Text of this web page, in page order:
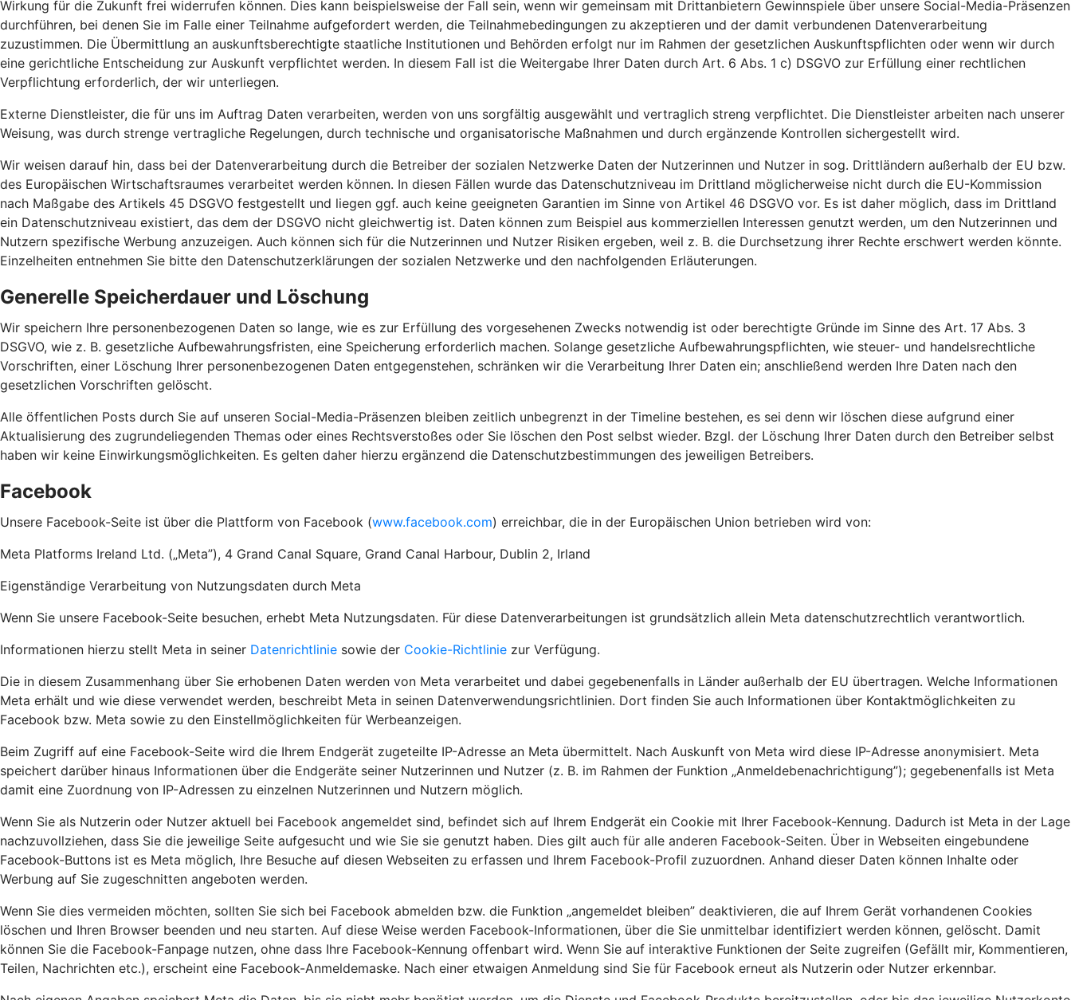
Wirkung für die Zukunft frei widerrufen können. Dies kann beispielsweise der Fall sein, wenn wir gemeinsam mit Drittanbietern Gewinnspiele über unsere Social-Media-Präsenzen
durchführen, bei denen Sie im Falle einer Teilnahme aufgefordert werden, die Teilnahmebedingungen zu akzeptieren und der damit verbundenen Datenverarbeitung
zuzustimmen. Die Übermittlung an auskunftsberechtigte staatliche Institutionen und Behörden erfolgt nur im Rahmen der gesetzlichen Auskunftspflichten oder wenn wir durch
eine gerichtliche Entscheidung zur Auskunft verpflichtet werden. In diesem Fall ist die Weitergabe Ihrer Daten durch Art. 6 Abs. 1 c) DSGVO zur Erfüllung einer rechtlichen
Verpflichtung erforderlich, der wir unterliegen.
Externe Dienstleister, die für uns im Auftrag Daten verarbeiten, werden von uns sorgfältig ausgewählt und vertraglich streng verpflichtet. Die Dienstleister arbeiten nach unserer
Weisung, was durch strenge vertragliche Regelungen, durch technische und organisatorische Maßnahmen und durch ergänzende Kontrollen sichergestellt wird.
Wir weisen darauf hin, dass bei der Datenverarbeitung durch die Betreiber der sozialen Netzwerke Daten der Nutzerinnen und Nutzer in sog. Drittländern außerhalb der EU bzw.
des Europäischen Wirtschaftsraumes verarbeitet werden können. In diesen Fällen wurde das Datenschutzniveau im Drittland möglicherweise nicht durch die EU-Kommission
nach Maßgabe des Artikels 45 DSGVO festgestellt und liegen ggf. auch keine geeigneten Garantien im Sinne von Artikel 46 DSGVO vor. Es ist daher möglich, dass im Drittland
ein Datenschutzniveau existiert, das dem der DSGVO nicht gleichwertig ist. Daten können zum Beispiel aus kommerziellen Interessen genutzt werden, um den Nutzerinnen und
Nutzern spezifische Werbung anzuzeigen. Auch können sich für die Nutzerinnen und Nutzer Risiken ergeben, weil z. B. die Durchsetzung ihrer Rechte erschwert werden könnte.
Einzelheiten entnehmen Sie bitte den Datenschutzerklärungen der sozialen Netzwerke und den nachfolgenden Erläuterungen.
Generelle Speicherdauer und Löschung
Wir speichern Ihre personenbezogenen Daten so lange, wie es zur Erfüllung des vorgesehenen Zwecks notwendig ist oder berechtigte Gründe im Sinne des Art. 17 Abs. 3
DSGVO, wie z. B. gesetzliche Aufbewahrungsfristen, eine Speicherung erforderlich machen. Solange gesetzliche Aufbewahrungspflichten, wie steuer- und handelsrechtliche
Vorschriften, einer Löschung Ihrer personenbezogenen Daten entgegenstehen, schränken wir die Verarbeitung Ihrer Daten ein; anschließend werden Ihre Daten nach den
gesetzlichen Vorschriften gelöscht.
Alle öffentlichen Posts durch Sie auf unseren Social-Media-Präsenzen bleiben zeitlich unbegrenzt in der Timeline bestehen, es sei denn wir löschen diese aufgrund einer
Aktualisierung des zugrundeliegenden Themas oder eines Rechtsverstoßes oder Sie löschen den Post selbst wieder. Bzgl. der Löschung Ihrer Daten durch den Betreiber selbst
haben wir keine Einwirkungsmöglichkeiten. Es gelten daher hierzu ergänzend die Datenschutzbestimmungen des jeweiligen Betreibers.
Facebook
Unsere Facebook-Seite ist über die Plattform von Facebook (www.facebook.com) erreichbar, die in der Europäischen Union betrieben wird von:
Meta Platforms Ireland Ltd. („Meta”), 4 Grand Canal Square, Grand Canal Harbour, Dublin 2, Irland
Eigenständige Verarbeitung von Nutzungsdaten durch Meta
Wenn Sie unsere Facebook-Seite besuchen, erhebt Meta Nutzungsdaten. Für diese Datenverarbeitungen ist grundsätzlich allein Meta datenschutzrechtlich verantwortlich.
Informationen hierzu stellt Meta in seiner Datenrichtlinie sowie der Cookie-Richtlinie zur Verfügung.
Die in diesem Zusammenhang über Sie erhobenen Daten werden von Meta verarbeitet und dabei gegebenenfalls in Länder außerhalb der EU übertragen. Welche Informationen
Meta erhält und wie diese verwendet werden, beschreibt Meta in seinen Datenverwendungsrichtlinien. Dort finden Sie auch Informationen über Kontaktmöglichkeiten zu
Facebook bzw. Meta sowie zu den Einstellmöglichkeiten für Werbeanzeigen.
Beim Zugriff auf eine Facebook-Seite wird die Ihrem Endgerät zugeteilte IP-Adresse an Meta übermittelt. Nach Auskunft von Meta wird diese IP-Adresse anonymisiert. Meta
speichert darüber hinaus Informationen über die Endgeräte seiner Nutzerinnen und Nutzer (z. B. im Rahmen der Funktion „Anmeldebenachrichtigung”); gegebenenfalls ist Meta
damit eine Zuordnung von IP-Adressen zu einzelnen Nutzerinnen und Nutzern möglich.
Wenn Sie als Nutzerin oder Nutzer aktuell bei Facebook angemeldet sind, befindet sich auf Ihrem Endgerät ein Cookie mit Ihrer Facebook-Kennung. Dadurch ist Meta in der Lage
nachzuvollziehen, dass Sie die jeweilige Seite aufgesucht und wie Sie sie genutzt haben. Dies gilt auch für alle anderen Facebook-Seiten. Über in Webseiten eingebundene
Facebook-Buttons ist es Meta möglich, Ihre Besuche auf diesen Webseiten zu erfassen und Ihrem Facebook-Profil zuzuordnen. Anhand dieser Daten können Inhalte oder
Werbung auf Sie zugeschnitten angeboten werden.
Wenn Sie dies vermeiden möchten, sollten Sie sich bei Facebook abmelden bzw. die Funktion „angemeldet bleiben” deaktivieren, die auf Ihrem Gerät vorhandenen Cookies
löschen und Ihren Browser beenden und neu starten. Auf diese Weise werden Facebook-Informationen, über die Sie unmittelbar identifiziert werden können, gelöscht. Damit
können Sie die Facebook-Fanpage nutzen, ohne dass Ihre Facebook-Kennung offenbart wird. Wenn Sie auf interaktive Funktionen der Seite zugreifen (Gefällt mir, Kommentieren,
Teilen, Nachrichten etc.), erscheint eine Facebook-Anmeldemaske. Nach einer etwaigen Anmeldung sind Sie für Facebook erneut als Nutzerin oder Nutzer erkennbar.